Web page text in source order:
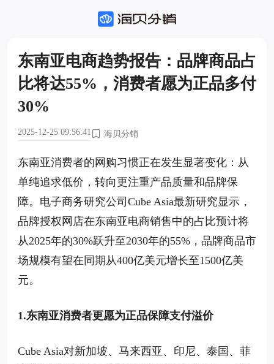
东南亚电商趋势报告：品牌商品占
比将达55%，消费者愿为正品多付
30%
2025-12-25 09:56:41 海贝分销
东南亚消费者的网购习惯正在发生显著变化：从
单纯追求低价，转向更注重产品质量和品牌保
障。电子商务研究公司Cube Asia最新研究显示，
品牌授权网店在东南亚电商销售中的占比预计将
从2025年的30%跃升至2030年的55%，品牌商品市
场规模有望在同期从400亿美元增长至1500亿美
元。
1.东南亚消费者更愿为正品保障支付溢价
Cube Asia对新加坡、马来西亚、印尼、泰国、菲